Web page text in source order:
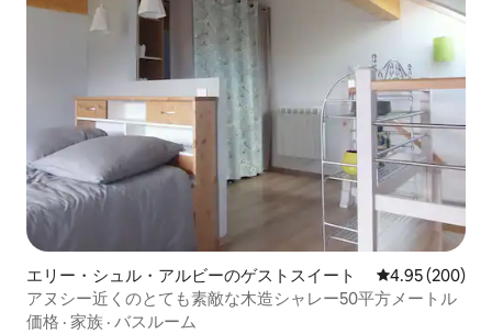
エリー・シュル・アルビーのゲストスイート レビュー200
4.95 (200)
アヌシー近くのとても素敵な木造シャレー50平方メートル
価格 · 家族 · バスルーム